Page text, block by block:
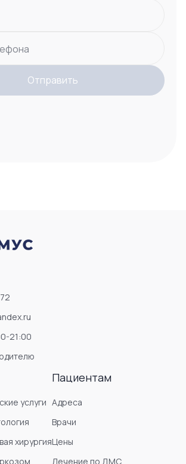
Отправить
21:00
услуги
хирургия
Пациентам
Адреса
Врачи
Цены
Лечение по ДМС